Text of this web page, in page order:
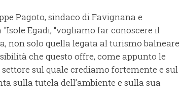
Pagoto, sindaco di Favignana e
Egadi, “vogliamo far conoscere il
non solo quella legata al turismo balneare
che questo offre, come appunto le
sul quale crediamo fortemente e sul
sulla tutela dell’ambiente e sulla sua